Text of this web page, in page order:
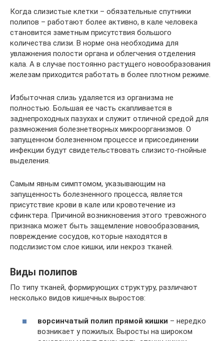
Когда слизистые клетки – обязательные спутники
полипов – работают более активно, в кале человека
становится заметным присутствия большого
количества слизи. В норме она необходима для
увлажнения полости органа и облегчения отделения
кала. А в случае постоянно растущего новообразования
железам приходится работать в более плотном режиме.
Избыточная слизь удаляется из организма не
полностью. Большая ее часть скапливается в
заднепроходных пазухах и служит отличной средой для
размножения болезнетворных микроорганизмов. О
запущенном болезненном процессе и присоединении
инфекции будут свидетельствовать слизисто-гнойные
выделения.
Самым явным симптомом, указывающим на
запущенность болезненного процесса, является
присутствие крови в кале или кровотечение из
сфинктера. Причиной возникновения этого тревожного
признака может быть защемление новообразования,
повреждение сосудов, которые находятся в
подслизистом слое кишки, или некроз тканей.
Виды полипов
По типу тканей, формирующих структуру, различают
несколько видов кишечных выростов:
ворсинчатый полип прямой кишки – нередко
возникает у пожилых. Выросты на широком